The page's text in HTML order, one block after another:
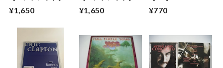
BRIAN MAY BAND
(QUEEN) / BACK TO
¥1,650
ERIC CLAPTON /
1979 JAPAN TOUR
¥1,650
METHENY GROUP /
IN CONCERT
¥770